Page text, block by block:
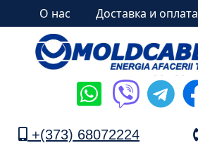
О нас Доставка и оплата
+(373) 68072224